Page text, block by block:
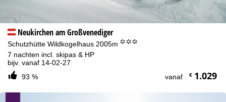
Neukirchen am Großvenediger
Schutzhütte Wildkogelhaus 2005m °°°
7 nachten incl. skipas & HP
bijv. vanaf 14-02-27
93 %
vanaf €1.029